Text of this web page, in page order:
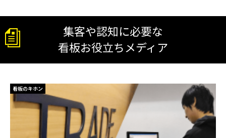
集客や認知に必要な
看板お役立ちメディア
看板のキホン